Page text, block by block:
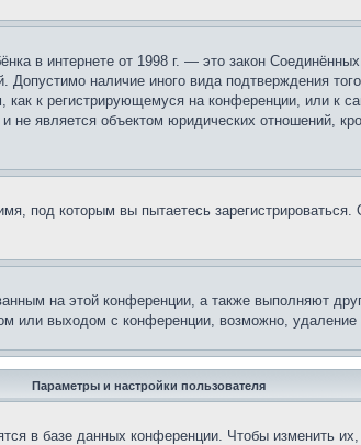
в интернете от 1998 г. — это закон
наличие иного вида подтверждения
к регистрирующемуся на конференции, или к
является объектом юридических отношений,
под которым вы пытаетесь
на этой конференции, а также выполняют
или выходом с конференции, возможно,
Параметры и настройки пользователя
в базе данных конференции. Чтобы изменить